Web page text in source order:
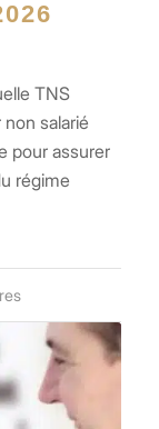
TNS
salarié
pour assurer
régime